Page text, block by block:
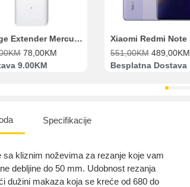
Range Extender Mercusys AX3000 ME80X Wi-Fi 6
KM 78,00KM
9.00KM
551,00KM 489,00KM
Besplatna Dostava
Specifikacije
kliznim noževima za rezanje koje vam
debljine do 50 mm. Udobnost rezanja
dužini makaza koja se kreće od 680 do